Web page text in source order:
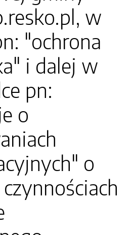
w
"ochrona
i dalej w
pn:
o
o